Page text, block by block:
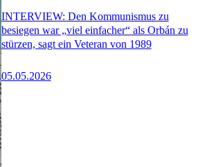
INTERVIEW: Den Kommunismus zu
besiegen war „viel einfacher“ als Orbán zu
stürzen, sagt ein Veteran von 1989
05.05.2026